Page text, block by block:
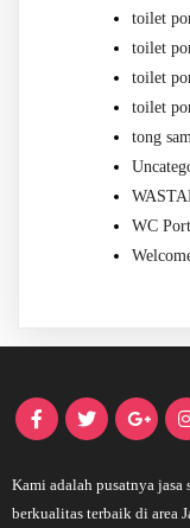
toilet
toilet
toilet
toilet
tong
WC
Kami adalah pusatnya jasa
berkualitas terbaik di area